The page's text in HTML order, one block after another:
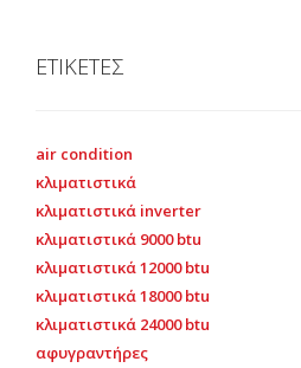
ΕΤΙΚΕΤΕΣ
air condition
κλιματιστικά
κλιματιστικά inverter
κλιματιστικά 9000 btu
κλιματιστικά 12000 btu
κλιματιστικά 18000 btu
κλιματιστικά 24000 btu
αφυγραντήρες